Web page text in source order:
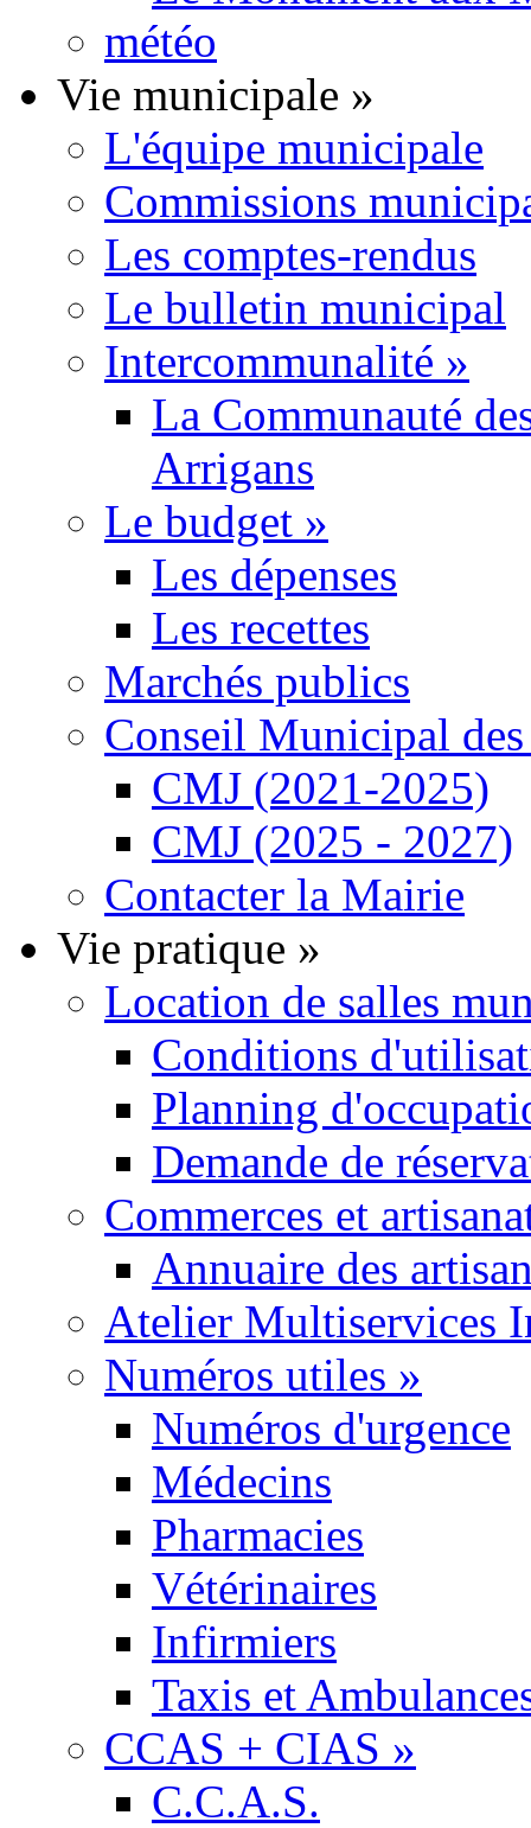
météo
Vie municipale »
L'équipe municipale
Commissions
Les comptes-rendus
Le bulletin municipal
Intercommunalité »
La Communauté
Arrigans
Le budget »
Les dépenses
Les recettes
Marchés publics
Conseil Municipal
CMJ (2021-2025)
CMJ (2025 - 2027)
Contacter la Mairie
Vie pratique »
Location de salles
Conditions
Planning
Demande de
Commerces et
Annuaire des
Atelier Multiservices
Numéros utiles »
Numéros d'urgence
Médecins
Pharmacies
Vétérinaires
Infirmiers
Taxis et
CCAS + CIAS »
C.C.A.S.